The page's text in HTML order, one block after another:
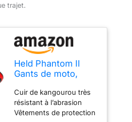
trajet.
Held Phantom II
Gants de moto,
Cuir de kangourou très
résistant à l’abrasion
Vêtements de protection